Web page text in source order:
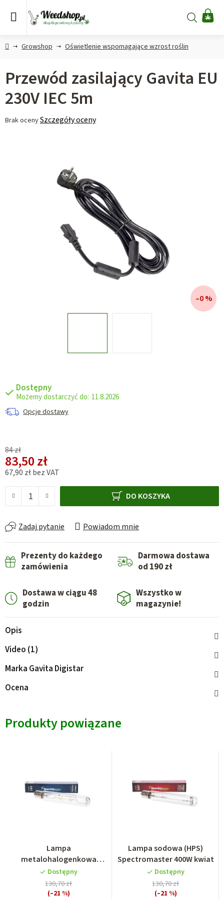
Szukaj
HomeGrowshop Oświetlenie wspomagające wzrost roślin
Dostępny
11.8.2026
Opcje dostawy
84 zł
83,50 zł
67,90 zł bez VAT
DO KOSZYKA
Zadaj pytanie Powiadom mnie
Przewód zasilający Gavita EU
230V IEC 5m
Średnia
Brak ocenySzczegóły oceny
–0 %
Prezenty do każdego
zamówienia
Darmowa dostawa
od 190 zł
Dostawa w ciągu 48
godzin
Wszystko w
magazynie!
Opis
Video (1)
Marka Gavita Digistar
Ocena
Produkty powiązane
Lampa
metalohalogenkowa
Spectromaster 400W
wzrost
Dostępny
130,70 zł
(–21 %)
Lampa sodowa (HPS)
Spectromaster 400W kwiat
Dostępny
130,70 zł
(–21 %)